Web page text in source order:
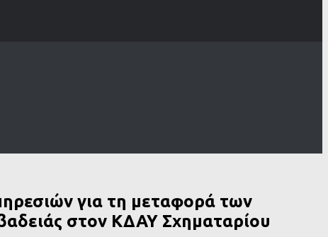
για τη μεταφορά των
στον ΚΔΑΥ Σχηματαρίου